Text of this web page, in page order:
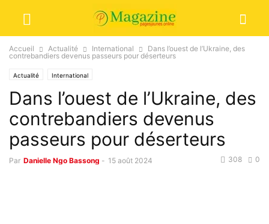
Accueil Actualité International
Dans l’ouest de l’Ukraine, des
contrebandiers devenus passeurs pour déserteurs
Actualité International
Dans l’ouest de l’Ukraine, des
contrebandiers devenus
passeurs pour déserteurs
Par Danielle Ngo Bassong - 15 août 2024 0
308